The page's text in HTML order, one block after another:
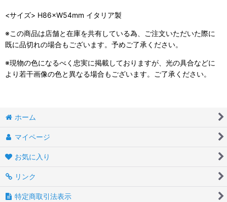
<サイズ> H86×W54mm イタリア製
※この商品は店舗と在庫を共有している為、ご注文いただいた際に
既に品切れの場合もございます。予めご了承ください。
※現物の色になるべく忠実に掲載しておりますが、光の具合などに
より若干画像の色と異なる場合もございます。ご了承ください。
ホーム
マイページ
お気に入り
リンク
特定商取引法表示